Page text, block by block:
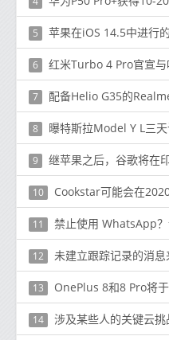
5 苹果在iOS 14.5中进行的重新校
6 红米Turbo 4 Pro官宣
7 配备Helio G35的Realme C11
8 曝特斯拉Model Y L三
9 继苹果之后，谷歌将在
10 Cookstar可能会在
11 禁止使用 WhatsApp
12 未建立跟踪记录的消息来源发布了
13 OnePlus 8和8 Pro将
14 涉及某些人的关键云挑战和